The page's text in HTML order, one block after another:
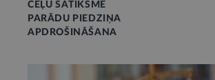
CEĻU SATIKSME
PARĀDU PIEDZIŅA
APDROŠINĀŠANA